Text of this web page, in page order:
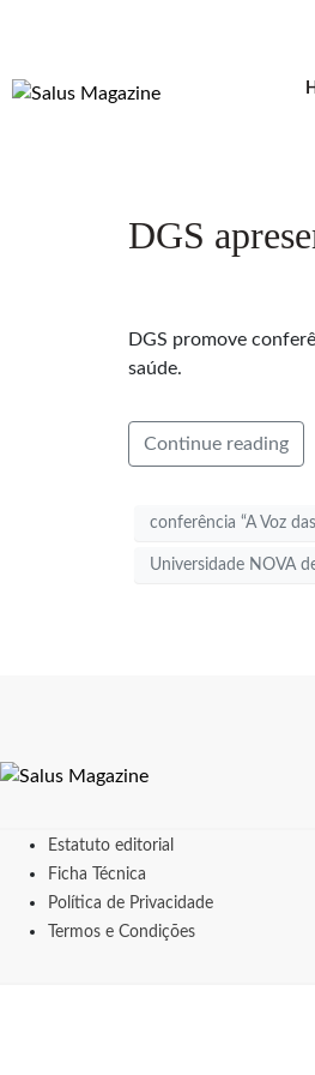
DGS
DGS promove
saúde.
Continue reading
conferência “A Voz
Universidade NOVA
Estatuto editorial
Ficha Técnica
Política de Privacidade
Termos e Condições